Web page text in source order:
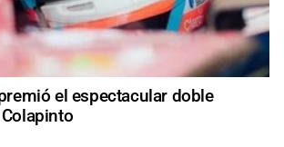
el espectacular doble